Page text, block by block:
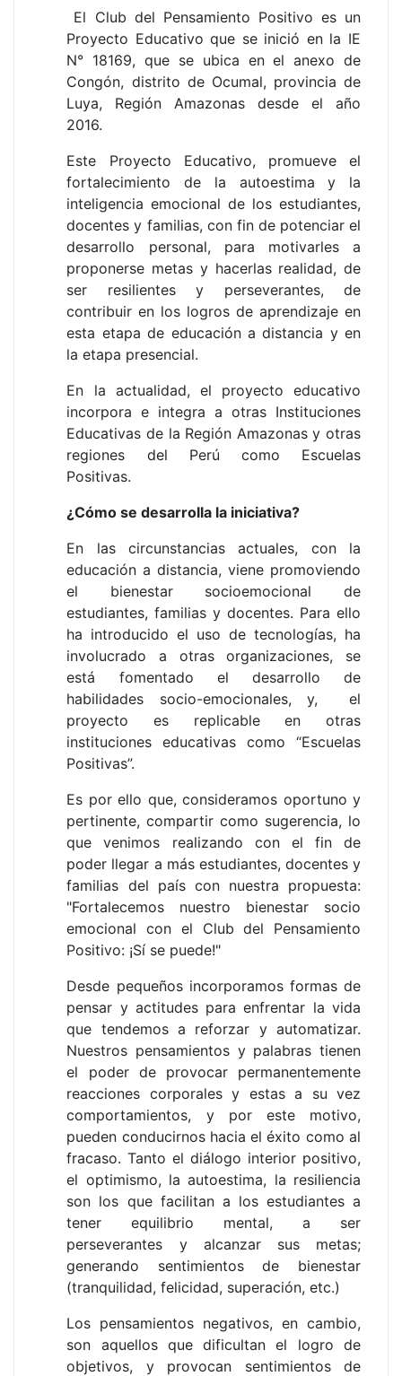
El Club del Pensamiento Positivo es un
Proyecto Educativo que se inició en la IE
N° 18169, que se ubica en el anexo de
Congón, distrito de Ocumal, provincia de
Luya, Región Amazonas desde el año
2016.
Este Proyecto Educativo, promueve el
fortalecimiento de la autoestima y la
inteligencia emocional de los estudiantes,
docentes y familias, con fin de potenciar el
desarrollo personal, para motivarles a
proponerse metas y hacerlas realidad, de
ser resilientes y perseverantes, de
contribuir en los logros de aprendizaje en
esta etapa de educación a distancia y en
la etapa presencial.
En la actualidad, el proyecto educativo
incorpora e integra a otras Instituciones
Educativas de la Región Amazonas y otras
regiones del Perú como Escuelas
Positivas.
¿Cómo se desarrolla la iniciativa?
En las circunstancias actuales, con la
educación a distancia, viene promoviendo
el bienestar socioemocional de
estudiantes, familias y docentes. Para ello
ha introducido el uso de tecnologías, ha
involucrado a otras organizaciones, se
está fomentado el desarrollo de
habilidades socio-emocionales, y, el
proyecto es replicable en otras
instituciones educativas como “Escuelas
Positivas”.
Es por ello que, consideramos oportuno y
pertinente, compartir como sugerencia, lo
que venimos realizando con el fin de
poder llegar a más estudiantes, docentes y
familias del país con nuestra propuesta:
"Fortalecemos nuestro bienestar socio
emocional con el Club del Pensamiento
Positivo: ¡Sí se puede!"
Desde pequeños incorporamos formas de
pensar y actitudes para enfrentar la vida
que tendemos a reforzar y automatizar.
Nuestros pensamientos y palabras tienen
el poder de provocar permanentemente
reacciones corporales y estas a su vez
comportamientos, y por este motivo,
pueden conducirnos hacia el éxito como al
fracaso. Tanto el diálogo interior positivo,
el optimismo, la autoestima, la resiliencia
son los que facilitan a los estudiantes a
tener equilibrio mental, a ser
perseverantes y alcanzar sus metas;
generando sentimientos de bienestar
(tranquilidad, felicidad, superación, etc.)
Los pensamientos negativos, en cambio,
son aquellos que dificultan el logro de
objetivos, y provocan sentimientos de